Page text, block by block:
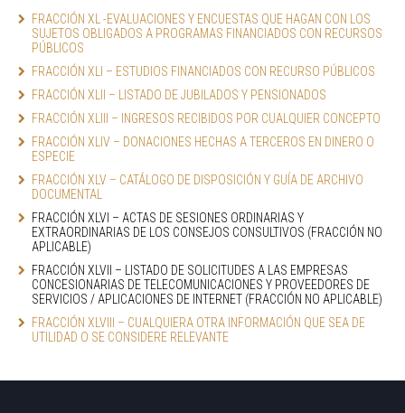
FRACCIÓN XL -EVALUACIONES Y ENCUESTAS QUE HAGAN CON LOS
SUJETOS OBLIGADOS A PROGRAMAS FINANCIADOS CON RECURSOS
PÚBLICOS
FRACCIÓN XLI – ESTUDIOS FINANCIADOS CON RECURSO PÚBLICOS
FRACCIÓN XLII – LISTADO DE JUBILADOS Y PENSIONADOS
FRACCIÓN XLIII – INGRESOS RECIBIDOS POR CUALQUIER CONCEPTO
FRACCIÓN XLIV – DONACIONES HECHAS A TERCEROS EN DINERO O
ESPECIE
FRACCIÓN XLV – CATÁLOGO DE DISPOSICIÓN Y GUÍA DE ARCHIVO
DOCUMENTAL
FRACCIÓN XLVI – ACTAS DE SESIONES ORDINARIAS Y
EXTRAORDINARIAS DE LOS CONSEJOS CONSULTIVOS (FRACCIÓN NO
APLICABLE)
FRACCIÓN XLVII – LISTADO DE SOLICITUDES A LAS EMPRESAS
CONCESIONARIAS DE TELECOMUNICACIONES Y PROVEEDORES DE
SERVICIOS / APLICACIONES DE INTERNET (FRACCIÓN NO APLICABLE)
FRACCIÓN XLVIII – CUALQUIERA OTRA INFORMACIÓN QUE SEA DE
UTILIDAD O SE CONSIDERE RELEVANTE